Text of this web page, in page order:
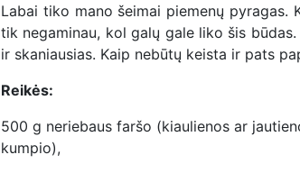
Labai tiko mano šeimai piemenų pyragas.
tik negaminau, kol galų gale liko šis
ir skaniausias. Kaip nebūtų keista ir pats
Reikės:
500 g neriebaus faršo (kiaulienos ar
kumpio),